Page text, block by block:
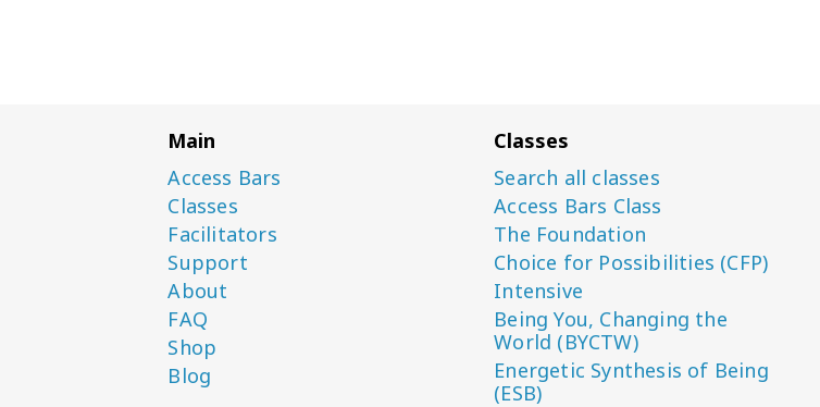
Main
Access Bars
Classes
Facilitators
Support
About
FAQ
Shop
Blog
Classes
Search all classes
Access Bars Class
The Foundation
Choice for Possibilities (CFP)
Intensive
Being You, Changing the
World (BYCTW)
Energetic Synthesis of Being
(ESB)